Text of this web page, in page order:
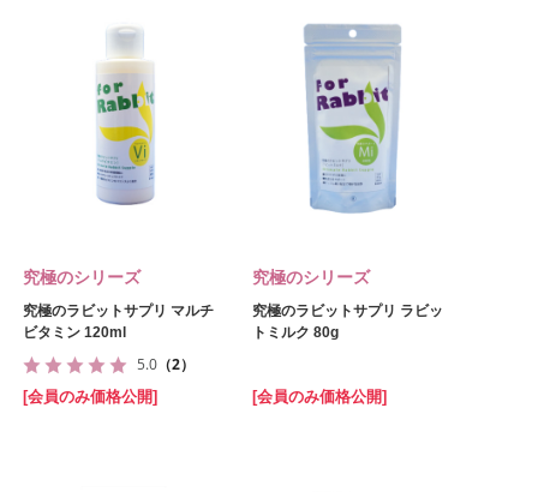
究極のシリーズ
究極のラビットサプリ マルチ
ビタミン 120ml
5.0 （2）
[会員のみ価格公開]
究極のシリーズ
究極のラビットサプリ ラビッ
トミルク 80g
[会員のみ価格公開]